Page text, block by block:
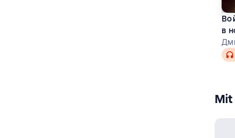
в
Mit